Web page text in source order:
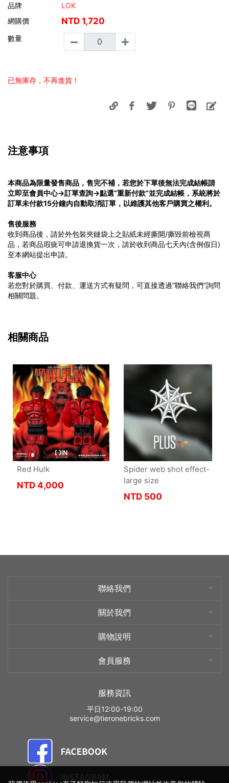
品牌
LOK
網購價
NTD 1,720
數量
已無庫存，不再進貨！
注意事項
本商品為限量發售商品，售完不補，若您於下單後無法完成結帳請
立即至會員中心→訂單查詢→點選“重新付款”並完成結帳，系統將於
訂單未付款15分鐘內自動取消訂單，以維護其他客戶購買之權利。
售後服務
收到商品後，請於外包裝夾鏈袋上之貼紙未經撕開/撕毀前檢視商
品，若商品瑕疵可申請退換貨一次，請於收到商品七天內(含例假日)
至本網站提出申請。
客服中心
若您對於購買、付款、運送方式有疑問，可直接透過“聯絡我們”詢問
相關問題。
相關商品
Red Hulk
NTD 4,000
Spider web shot effect-
large size
NTD 500
聯絡我們
關於我們
購物說明
會員服務
服務資訊
平日12:00-19:00
service@tieronebricks.com